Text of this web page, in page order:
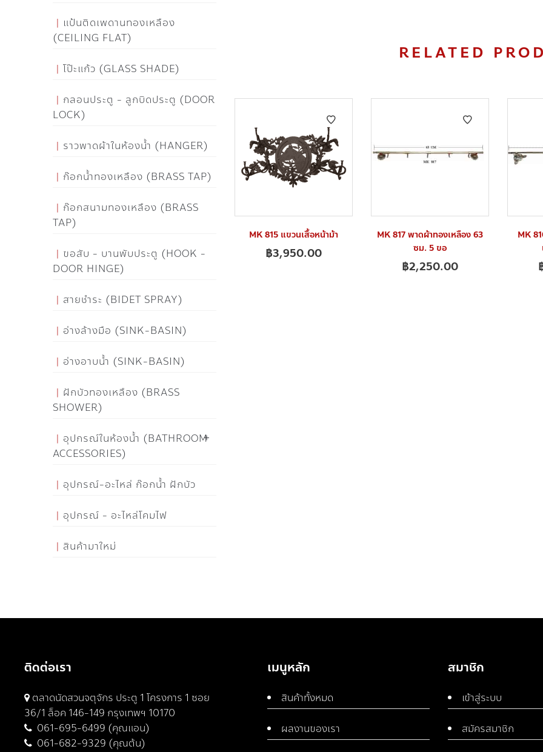
RELATED
MK 815 แขวนเสื้อหน้าม้า
฿3,950.00
MK 817 พาดผ้าทองเหลือง 63
ซม. 5 ขอ
฿2,250.00
MK
แป้นติดเพดานทองเหลือง
(CEILING FLAT)
โป๊ะแก้ว (GLASS SHADE)
กลอนประตู - ลูกบิดประตู (DOOR
LOCK)
ราวพาดผ้าในห้องน้ำ (HANGER)
ก๊อกน้ำทองเหลือง (BRASS TAP)
ก๊อกสนามทองเหลือง (BRASS
TAP)
ขอสับ - บานพับประตู (HOOK -
DOOR HINGE)
สายชำระ (BIDET SPRAY)
อ่างล้างมือ (SINK-BASIN)
อ่างอาบน้ำ (SINK-BASIN)
ฝักบัวทองเหลือง (BRASS
SHOWER)
อุปกรณ์ในห้องน้ำ (BATHROOM
ACCESSORIES)
อุปกรณ์-อะไหล่ ก๊อกน้ำ ฝักบัว
อุปกรณ์ - อะไหล่โคมไฟ
สินค้ามาใหม่
ติดต่อเรา
ตลาดนัดสวนจตุจักร ประตู 1 โครงการ 1 ซอย
36/1 ล็อค 146-149 กรุงเทพฯ 10170
061-695-6499 (คุณแอน)
061-682-9329 (คุณต้น)
เมนูหลัก
สินค้าทั้งหมด
ผลงานของเรา
สมาชิก
เข้าสู่ระบบ
สมัครสมาชิก